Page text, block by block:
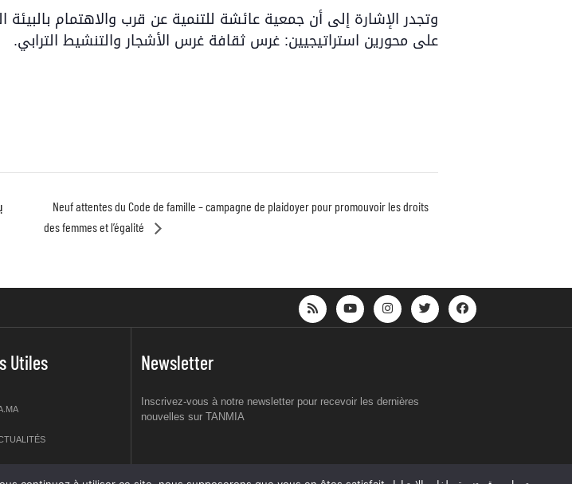
وتجدر الإشارة إلى أن جمعية عائشة للتنمية عن قرب والاهتمام
على محورين استراتيجيين: غرس ثقافة غرس الأشجار والتنشيط الترابي.
Neuf attentes du Code de famille – campagne de plaidoyer pour promouvoir les droits
des femmes et l’égalité
Utiles Newsletter
Inscrivez-vous à notre newsletter pour recevoir les dernières
nouvelles sur TANMIA